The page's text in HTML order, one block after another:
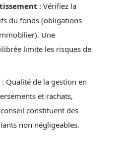
: Vérifiez la
du fonds (obligations
Une
limite les risques de
: Qualité de la gestion en
et rachats,
constituent des
non négligeables.